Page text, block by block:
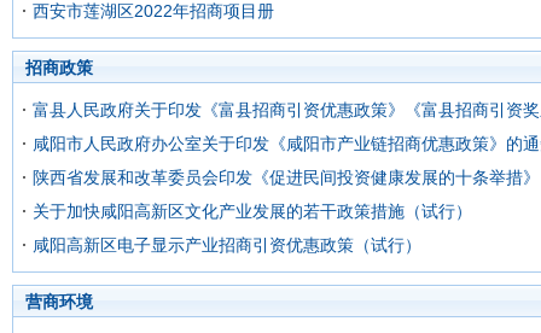
西安市莲湖区2022年招商项目册
招商政策
富县人民政府关于印发《富县招商引资优惠政策》《富县招商引资
咸阳市人民政府办公室关于印发《咸阳市产业链招商优惠政策》的
陕西省发展和改革委员会印发《促进民间投资健康发展的十条举措》
关于加快咸阳高新区文化产业发展的若干政策措施（试行）
咸阳高新区电子显示产业招商引资优惠政策（试行）
营商环境